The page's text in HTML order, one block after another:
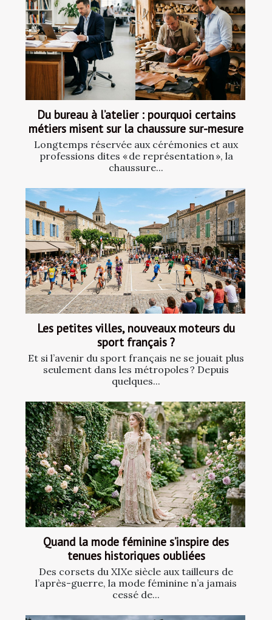
Du bureau à l’atelier : pourquoi certains
métiers misent sur la chaussure sur-mesure
Longtemps réservée aux cérémonies et aux
professions dites « de représentation », la
chaussure...
Les petites villes, nouveaux moteurs du
sport français ?
Et si l’avenir du sport français ne se jouait plus
seulement dans les métropoles ? Depuis
quelques...
Quand la mode féminine s’inspire des
tenues historiques oubliées
Des corsets du XIXe siècle aux tailleurs de
l’après-guerre, la mode féminine n’a jamais
cessé de...